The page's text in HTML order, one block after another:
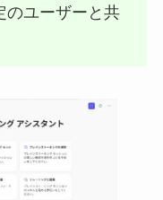
のユーザーと共